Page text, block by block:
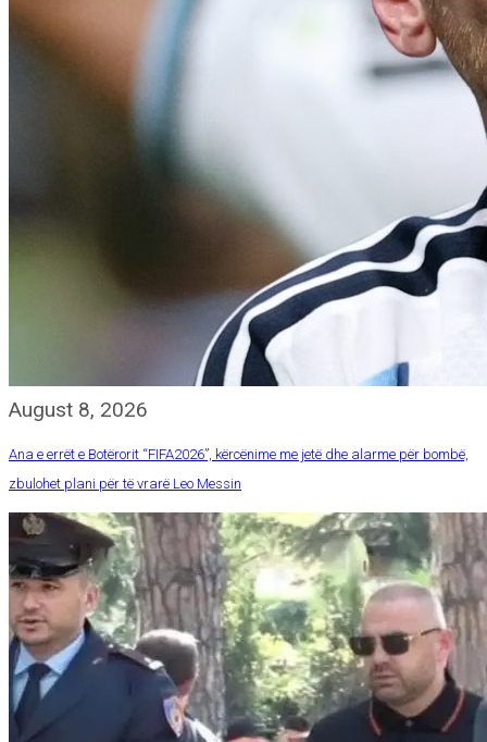
August 8, 2026
Ana e errët e Botërorit “FIFA2026”, kërcënime me jetë dhe alarme për bombë,
zbulohet plani për të vrarë Leo Messin